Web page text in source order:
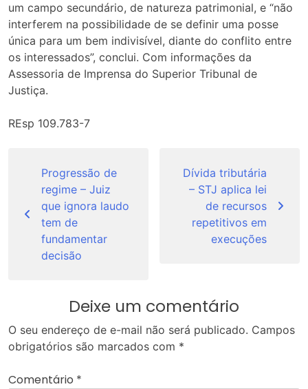
um campo secundário, de natureza patrimonial, e “não
interferem na possibilidade de se definir uma posse
única para um bem indivisível, diante do conflito entre
os interessados”, conclui. Com informações da
Assessoria de Imprensa do Superior Tribunal de
Justiça.
REsp 109.783-7
Post
Progressão de
regime – Juiz
que ignora laudo
tem de
fundamentar
decisão
Dívida tributária
– STJ aplica lei
de recursos
repetitivos em
execuções
Deixe um comentário
O seu endereço de e-mail não será publicado. Campos
obrigatórios são marcados com *
Comentário *